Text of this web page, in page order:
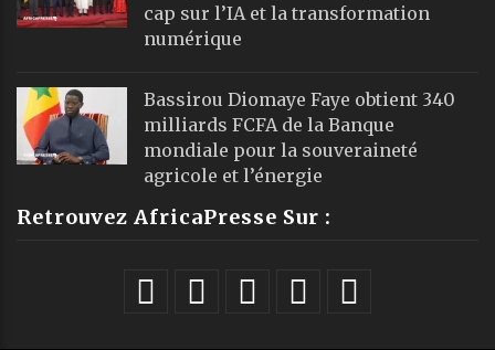
cap sur l’IA et la transformation
numérique
Bassirou Diomaye Faye obtient 340
milliards FCFA de la Banque
mondiale pour la souveraineté
agricole et l’énergie
Retrouvez AfricaPresse Sur :